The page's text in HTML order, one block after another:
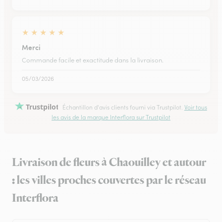
★ ★ ★ ★ ★
Merci
Commande facile et exactitude dans la livraison.
05/03/2026
Trustpilot Échantillon d'avis clients fourni via Trustpilot. Voir tous
les avis de la marque Interflora sur Trustpilot
Livraison de fleurs à Chaouilley et autour
: les villes proches couvertes par le réseau
Interflora